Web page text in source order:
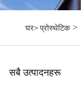
घर>प्रोस्थेटिक
सबै उत्पादनहरू